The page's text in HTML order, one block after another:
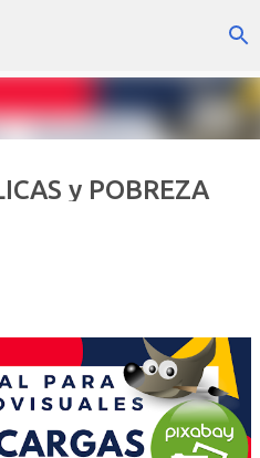
principal
y POBREZA